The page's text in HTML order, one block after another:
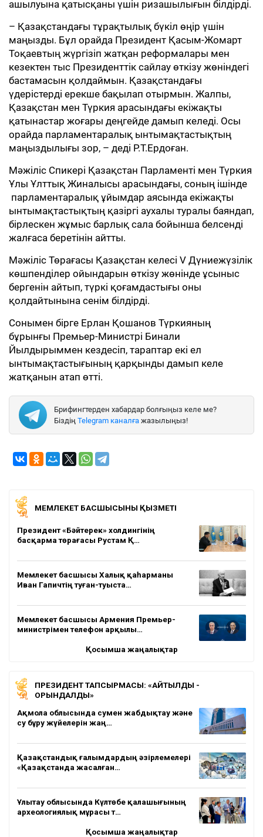
ашылуына қатысқаны үшін ризашылығын білдірді.
– Қазақстандағы тұрақтылық бүкіл өңір үшін
маңызды. Бұл орайда Президент Қасым-Жомарт
Тоқаевтың жүргізіп жатқан реформалары мен
кезектен тыс Президенттік сайлау өткізу жөніндегі
бастамасын қолдаймын. Қазақстандағы
үдерістерді ерекше бақылап отырмын. Жалпы,
Қазақстан мен Түркия арасындағы екіжақты
қатынастар жоғары деңгейде дамып келеді. Осы
орайда парламентаралық ынтымақтастықтың
маңыздылығы зор, – деді Р.Т.Ердоған.
Мәжіліс Спикері Қазақстан Парламенті мен Түркия
Ұлы Ұлттық Жиналысы арасындағы, соның ішінде
парламентаралық ұйымдар аясында екіжақты
ынтымақтастықтың қазіргі аухалы туралы баяндап,
бірлескен жұмыс барлық сала бойынша белсенді
жалғаса беретінін айтты.
Мәжіліс Төрағасы Қазақстан келесі V Дүниежүзілік
көшпенділер ойындарын өткізу жөнінде ұсыныс
бергенін айтып, түркі қоғамдастығы оны
қолдайтынына сенім білдірді.
Сонымен бірге Ерлан Қошанов Түркияның
бұрынғы Премьер-Министрі Бинали
Йылдырыммен кездесіп, тараптар екі ел
ынтымақтастығының қарқынды дамып келе
жатқанын атап өтті.
Брифингтерден хабардар болғыңыз келе ме?
Біздің Telegram каналға жазылыңыз!
МЕМЛЕКЕТ БАСШЫСЫНЫҢ ҚЫЗМЕТІ
Президент «Бәйтерек» холдингінің
басқарма төрағасы Рустам Қ…
Мемлекет басшысы Халық қаһарманы
Иван Гапичтің туған-туыста…
Мемлекет басшысы Армения Премьер-
министрімен телефон арқылы…
Қосымша жаңалықтар
ПРЕЗИДЕНТ ТАПСЫРМАСЫ: «АЙТЫЛДЫ -
ОРЫНДАЛДЫ»
Ақмола облысында сумен жабдықтау және
су бұру жүйелерін жаң…
Қазақстандық ғалымдардың әзірлемелері
«Қазақстанда жасалған…
Ұлытау облысында Күлтөбе қалашығының
археологиялық мұрасы т…
Қосымша жаңалықтар